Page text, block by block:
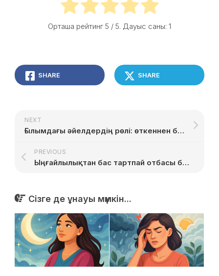
Орташа рейтинг 5 / 5. Дауыс саны: 1
SHARE SHARE
NEXT
Ғылымдағы әйелдердің рөлі: өткеннен бүгінге дейін
PREVIOUS
Ыңғайлылықтан бас тартпай отбасы бюджетін үнемдеу тәсілдері
Сізге де ұнауы мүмкін...